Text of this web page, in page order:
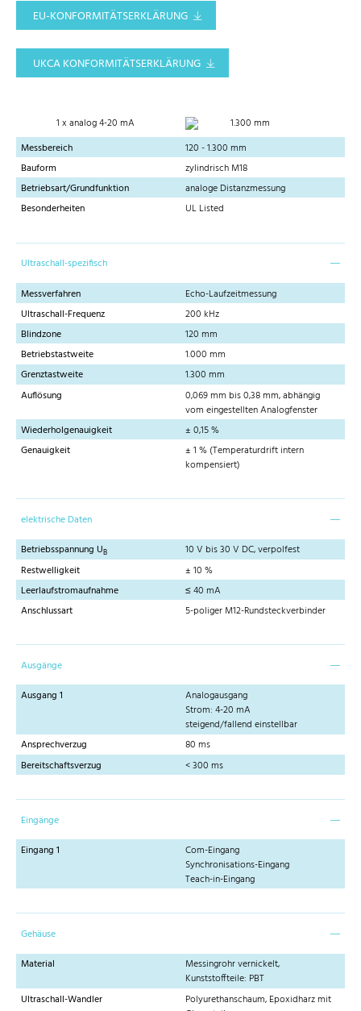
EU-KONFORMITÄTSERKLÄRUNG
UKCA KONFORMITÄTSERKLÄRUNG
1 x analog 4-20 mA
1.300 mm
Messbereich
120 - 1.300 mm
Bauform
zylindrisch M18
Betriebsart/Grundfunktion
analoge Distanzmessung
Besonderheiten
UL Listed
Ultraschall-spezifisch
Messverfahren
Echo-Laufzeitmessung
Ultraschall-Frequenz
200 kHz
Blindzone
120 mm
Betriebstastweite
1.000 mm
Grenztastweite
1.300 mm
Auflösung
0,069 mm bis 0,38 mm, abhängig
vom eingestellten Analogfenster
Wiederholgenauigkeit
± 0,15 %
Genauigkeit
± 1 % (Temperaturdrift intern
kompensiert)
elektrische Daten
Betriebsspannung UB
10 V bis 30 V DC, verpolfest
Restwelligkeit
± 10 %
Leerlaufstromaufnahme
≤ 40 mA
Anschlussart
5-poliger M12-Rundsteckverbinder
Ausgänge
Ausgang 1
Analogausgang
Strom: 4-20 mA
steigend/fallend einstellbar
Ansprechverzug
80 ms
Bereitschaftsverzug
< 300 ms
Eingänge
Eingang 1
Com-Eingang
Synchronisations-Eingang
Teach-in-Eingang
Gehäuse
Material
Messingrohr vernickelt,
Kunststoffteile: PBT
Ultraschall-Wandler
Polyurethanschaum, Epoxidharz mit